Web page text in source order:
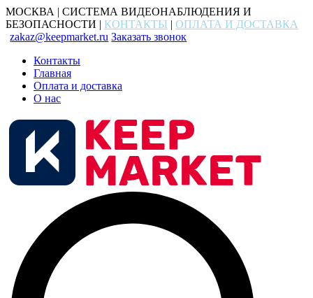
МОСКВА | СИСТЕМА ВИДЕОНАБЛЮДЕНИЯ И
БЕЗОПАСНОСТИ | КОНТАКТЫ | ОПЛАТА И ДОСТАВКА
zakaz@keepmarket.ru Заказать звонок
Контакты
Главная
Оплата и доставка
О нас